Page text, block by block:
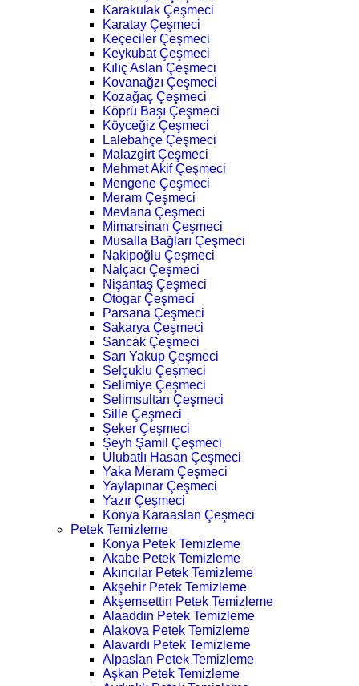
Karakulak Çeşmeci
Karatay Çeşmeci
Keçeciler Çeşmeci
Keykubat Çeşmeci
Kılıç Aslan Çeşmeci
Kovanağzı Çeşmeci
Kozağaç Çeşmeci
Köprü Başı Çeşmeci
Köyceğiz Çeşmeci
Lalebahçe Çeşmeci
Malazgirt Çeşmeci
Mehmet Akif Çeşmeci
Mengene Çeşmeci
Meram Çeşmeci
Mevlana Çeşmeci
Mimarsinan Çeşmeci
Musalla Bağları Çeşmeci
Nakipoğlu Çeşmeci
Nalçacı Çeşmeci
Nişantaş Çeşmeci
Otogar Çeşmeci
Parsana Çeşmeci
Sakarya Çeşmeci
Sancak Çeşmeci
Sarı Yakup Çeşmeci
Selçuklu Çeşmeci
Selimiye Çeşmeci
Selimsultan Çeşmeci
Sille Çeşmeci
Şeker Çeşmeci
Şeyh Şamil Çeşmeci
Ulubatlı Hasan Çeşmeci
Yaka Meram Çeşmeci
Yaylapınar Çeşmeci
Yazır Çeşmeci
Konya Karaaslan Çeşmeci
Petek Temizleme
Konya Petek Temizleme
Akabe Petek Temizleme
Akıncılar Petek Temizleme
Akşehir Petek Temizleme
Akşemsettin Petek Temizleme
Alaaddin Petek Temizleme
Alakova Petek Temizleme
Alavardı Petek Temizleme
Alpaslan Petek Temizleme
Aşkan Petek Temizleme